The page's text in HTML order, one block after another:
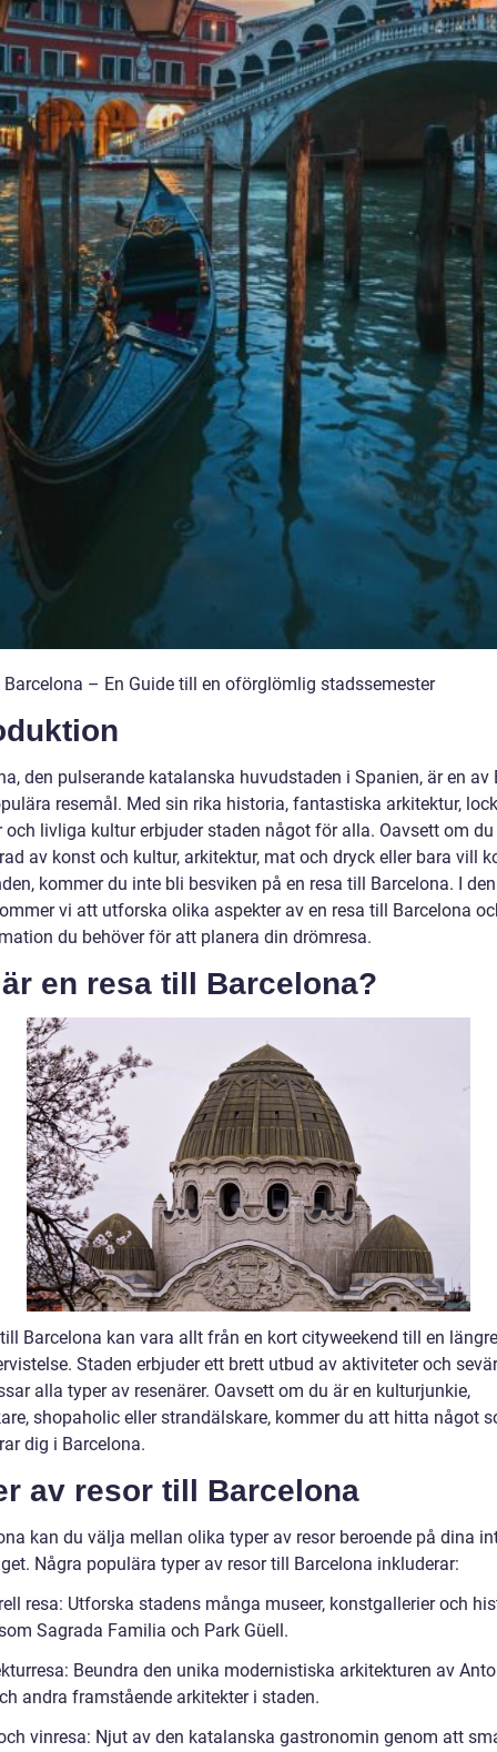
Barcelona – En Guide till en oförglömlig stadssemester
den pulserande katalanska huvudstaden i Spanien, är en av
resemål. Med sin rika historia, fantastiska arkitektur,
och livliga kultur erbjuder staden något för alla. Oavsett om du
av konst och kultur, arkitektur, mat och dryck eller bara vill
kommer du inte bli besviken på en resa till Barcelona. I
vi att utforska olika aspekter av en resa till Barcelona
du behöver för att planera din drömresa.
en resa till Barcelona?
Barcelona kan vara allt från en kort cityweekend till en längre
Staden erbjuder ett brett utbud av aktiviteter och
alla typer av resenärer. Oavsett om du är en kulturjunkie,
shopaholic eller strandälskare, kommer du att hitta något
dig i Barcelona.
av resor till Barcelona
kan du välja mellan olika typer av resor beroende på dina
Några populära typer av resor till Barcelona inkluderar:
resa: Utforska stadens många museer, konstgallerier och
Sagrada Familia och Park Güell.
Beundra den unika modernistiska arkitekturen av
andra framstående arkitekter i staden.
vinresa: Njut av den katalanska gastronomin genom att